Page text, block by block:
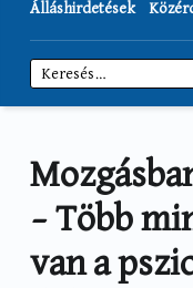
Álláshirdetések
Keresés:
– Több
van a